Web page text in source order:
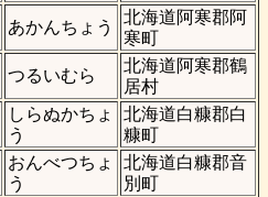
あかんちょう
北海道阿寒郡阿
寒町
つるいむら
北海道阿寒郡鶴
居村
しらぬかちょ
う
北海道白糠郡白
糠町
おんべつちょ
う
北海道白糠郡音
別町